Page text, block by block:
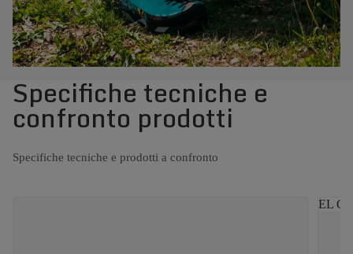
Specifiche tecniche e
confronto prodotti
Specifiche tecniche e prodotti a confronto
EL